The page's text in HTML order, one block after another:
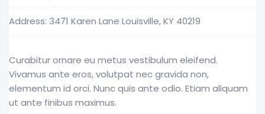
Address: 3471 Karen Lane Louisville, KY 40219
Curabitur ornare eu metus vestibulum eleifend.
Vivamus ante eros, volutpat nec gravida non,
elementum id orci. Nunc quis ante odio. Etiam aliquam
ut ante finibus maximus.